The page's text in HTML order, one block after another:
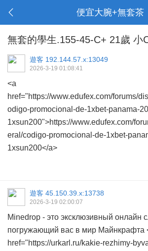
便宜大腕+無套茶
無套的學生.155-45-C+ 21歲 小
遊客 192.144.57.x:13049
2026-3-19 01:08:41
<a
href="https://www.edufex.com/forums/
odigo-promocional-de-1xbet-panama-
1xsun200">https://www.edufex.com/
eral/codigo-promocional-de-1xbet-
1xsun200</a>
遊客 45.150.39.x:13738
2026-3-19 02:00:07
Minedrop - это эксклюзивный онлайн
погружающий вас в мир Майнкрафта
href="https://urkarl.ru/kakie-rezhimy-